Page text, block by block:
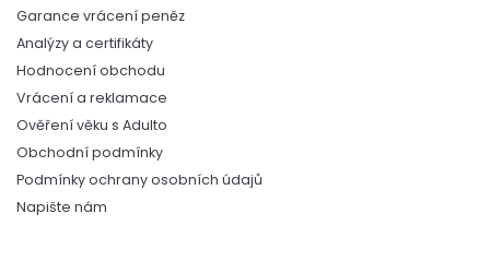
Garance vrácení peněz
Analýzy a certifikáty
Hodnocení obchodu
Vrácení a reklamace
Ověření věku s Adulto
Obchodní podmínky
Podmínky ochrany osobních údajů
Napište nám